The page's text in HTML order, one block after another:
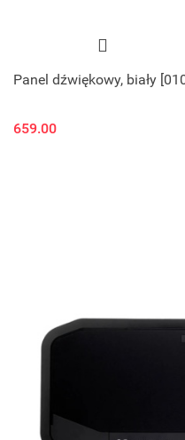
Panel dźwiękowy, biały
659.00